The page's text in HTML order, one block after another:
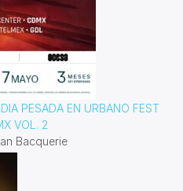
PESADA EN URBANO FEST
VOL. 2
Bacquerie